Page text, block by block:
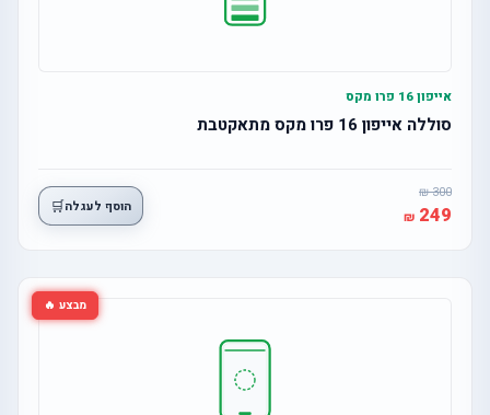
אייפון 16 פרו מקס
סוללה אייפון 16 פרו מקס מתאקטבת
300
249 הוסף לעגלה🛒
מבצע 🔥